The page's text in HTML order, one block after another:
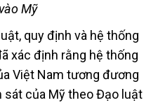
Mỹ
quy định và hệ thống
xác định rằng hệ thống
Việt Nam tương đương
sát của Mỹ theo Đạo luật